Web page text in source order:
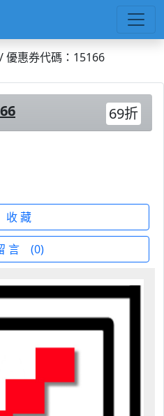
/ 優惠券代碼：15166
69折
收 藏
言 (0)